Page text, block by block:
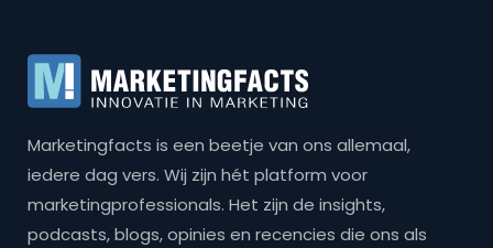
Marketingfacts is een beetje van ons allemaal,
iedere dag vers. Wij zijn hét platform voor
marketingprofessionals. Het zijn de insights,
podcasts, blogs, opinies en recencies die ons als